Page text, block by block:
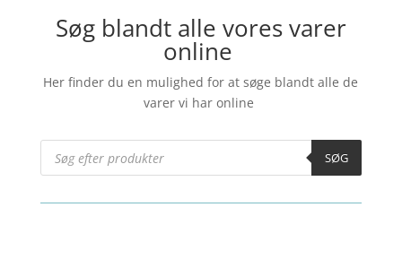
Søg blandt alle vores varer
online
Her finder du en mulighed for at søge blandt alle de
varer vi har online
Products
search SØG